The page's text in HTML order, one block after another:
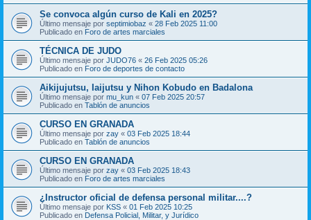
Se convoca algún curso de Kali en 2025?
Último mensaje por septimiobaz « 28 Feb 2025 11:00
Publicado en Foro de artes marciales
TÉCNICA DE JUDO
Último mensaje por JUDO76 « 26 Feb 2025 05:26
Publicado en Foro de deportes de contacto
Aikijujutsu, Iaijutsu y Nihon Kobudo en Badalona
Último mensaje por mu_kun « 07 Feb 2025 20:57
Publicado en Tablón de anuncios
CURSO EN GRANADA
Último mensaje por zay « 03 Feb 2025 18:44
Publicado en Tablón de anuncios
CURSO EN GRANADA
Último mensaje por zay « 03 Feb 2025 18:43
Publicado en Foro de artes marciales
¿Instructor oficial de defensa personal militar....?
Último mensaje por KSS « 01 Feb 2025 10:25
Publicado en Defensa Policial, Militar, y Jurídico